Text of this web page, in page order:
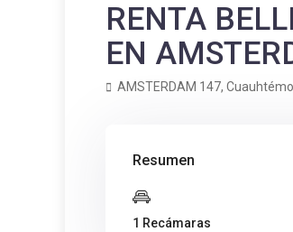
RENTA
EN
AMSTERDAM 147,
Resumen
1 Recámaras